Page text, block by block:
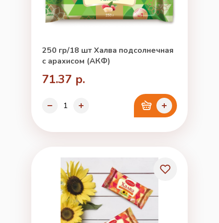
250 гр/18 шт Халва подсолнечная
с арахисом (АКФ)
71.37 р.